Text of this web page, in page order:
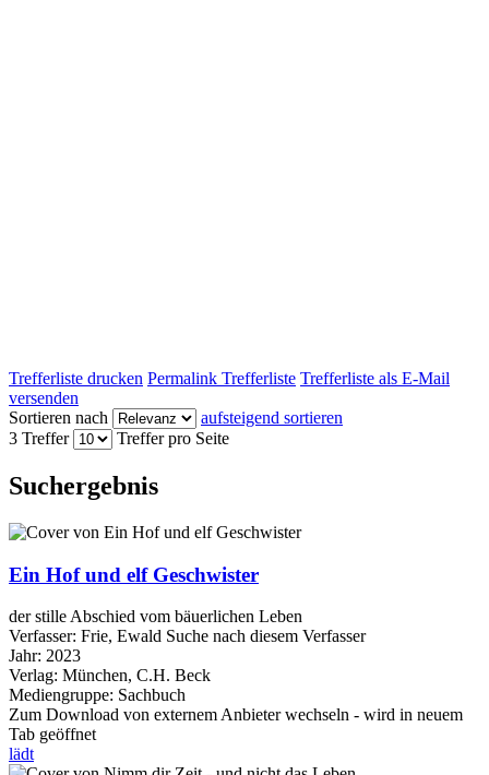
Trefferliste drucken Permalink Trefferliste Trefferliste als E-Mail
versenden
Sortieren nach
aufsteigend sortieren
3 Treffer
Treffer pro Seite
Suchergebnis
Ein Hof und elf Geschwister
der stille Abschied vom bäuerlichen Leben
Verfasser: Frie, Ewald Suche nach diesem Verfasser
Jahr: 2023
Verlag: München, C.H. Beck
Mediengruppe: Sachbuch
Zum Download von externem Anbieter wechseln - wird in neuem
Tab geöffnet
lädt